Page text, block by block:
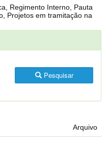
Pesquisar
Arquivo